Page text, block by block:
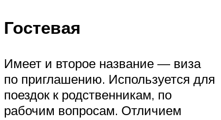
Гостевая
Имеет и второе название — виза
по приглашению. Используется для
поездок к родственникам, по
рабочим вопросам. Отличием